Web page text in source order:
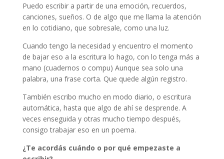
Puedo escribir a partir de una emoción, recuerdos,
canciones, sueños. O de algo que me llama la atención
en lo cotidiano, que sobresale, como una luz.
Cuando tengo la necesidad y encuentro el momento
de bajar eso a la escritura lo hago, con lo tenga más a
mano (cuadernos o compu) Aunque sea solo una
palabra, una frase corta. Que quede algún registro.
También escribo mucho en modo diario, o escritura
automática, hasta que algo de ahí se desprende. A
veces enseguida y otras mucho tiempo después,
consigo trabajar eso en un poema.
¿Te acordás cuándo o por qué empezaste a